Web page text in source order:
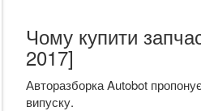
Чому купити
2017]
Авторазборка Autobot
випуску.